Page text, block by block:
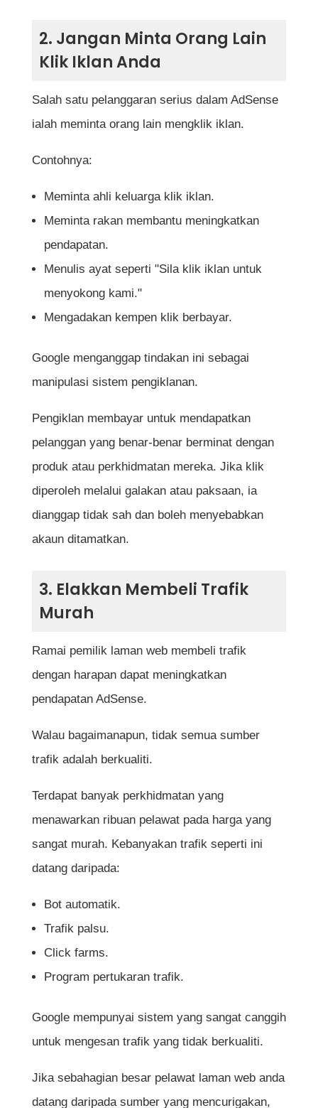
2. Jangan Minta Orang Lain
Klik Iklan Anda
Salah satu pelanggaran serius dalam AdSense
ialah meminta orang lain mengklik iklan.
Contohnya:
Meminta ahli keluarga klik iklan.
Meminta rakan membantu meningkatkan
pendapatan.
Menulis ayat seperti "Sila klik iklan untuk
menyokong kami."
Mengadakan kempen klik berbayar.
Google menganggap tindakan ini sebagai
manipulasi sistem pengiklanan.
Pengiklan membayar untuk mendapatkan
pelanggan yang benar-benar berminat dengan
produk atau perkhidmatan mereka. Jika klik
diperoleh melalui galakan atau paksaan, ia
dianggap tidak sah dan boleh menyebabkan
akaun ditamatkan.
3. Elakkan Membeli Trafik
Murah
Ramai pemilik laman web membeli trafik
dengan harapan dapat meningkatkan
pendapatan AdSense.
Walau bagaimanapun, tidak semua sumber
trafik adalah berkualiti.
Terdapat banyak perkhidmatan yang
menawarkan ribuan pelawat pada harga yang
sangat murah. Kebanyakan trafik seperti ini
datang daripada:
Bot automatik.
Trafik palsu.
Click farms.
Program pertukaran trafik.
Google mempunyai sistem yang sangat canggih
untuk mengesan trafik yang tidak berkualiti.
Jika sebahagian besar pelawat laman web anda
datang daripada sumber yang mencurigakan,